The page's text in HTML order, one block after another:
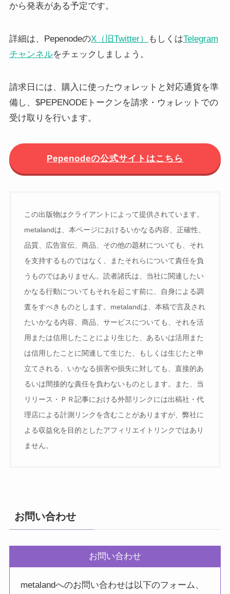
から発表がある予定です。
詳細は、PepenodeのX（旧Twitter） もしくはTelegram
チャンネルをチェックしましょう。
請求日には、購入に使ったウォレットと対応通貨を準
備し、$PEPENODEトークンを請求・ウォレットでの
受け取りを行います。
Pepenodeの公式サイトはこちら
この出版物はクライアントによって提供されています。
metalandは、本ページにおけるいかなる内容、正確性、
品質、広告宣伝、商品、その他の題材についても、それ
を支持するものではなく、またそれらについて責任を負
うものではありません。読者諸氏は、当社に関連したい
かなる行動についてもそれを起こす前に、自身による調
査をすべきものとします。metalandは、本稿で言及され
たいかなる内容、商品、サービスについても、それを活
用または信用したことにより生じた、あるいは活用また
は信用したことに関連して生じた、もしくは生じたと申
立てされる、いかなる損害や損失に対しても、直接的あ
るいは間接的な責任を負わないものとします。また、当
リリース・ＰＲ記事における外部リンクには出稿社・代
理店による計測リンクを含むことがありますが、弊社に
よる収益化を目的としたアフィリエイトリンクではあり
ません。
お問い合わせ
お問い合わせ
metalandへのお問い合わせは以下のフォーム、